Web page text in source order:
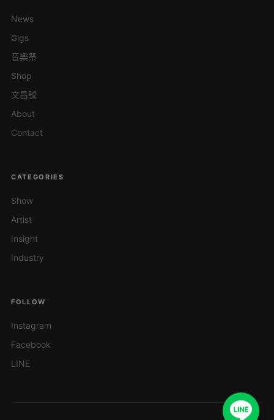
News
Gigs
音樂祭
Shop
文昌號
About
Contact
CATEGORIES
Show
Artist
Insight
Industry
FOLLOW
Instagram
Facebook
LINE